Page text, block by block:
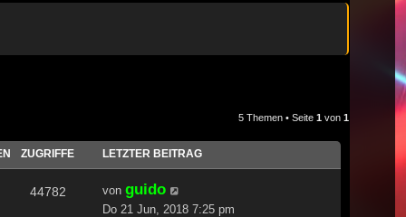
5 Themen • Seite 1 von 1
ZUGRIFFE LETZTER BEITRAG
44782 von guido
Do 21 Jun, 2018 7:25 pm